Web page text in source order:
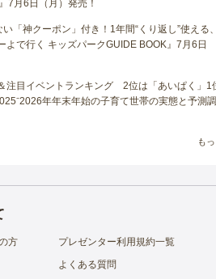
7月6日（月）発売！
「神クーポン」付き！1年間“くり返し”使える
で行く キッズパークGUIDE BOOK』7月6日
注目イベントランキング 2位は「あいぱく」1
年年末年始の子育て世帯の実態と予測
も
方
プレゼンター利用規約一覧
よくある質問